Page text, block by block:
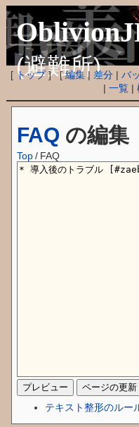
(避難所)
[ トップ] [編集| 差分 |バ
|一覧 |
FAQ の編集
Top / FAQ
テキスト整形のルー